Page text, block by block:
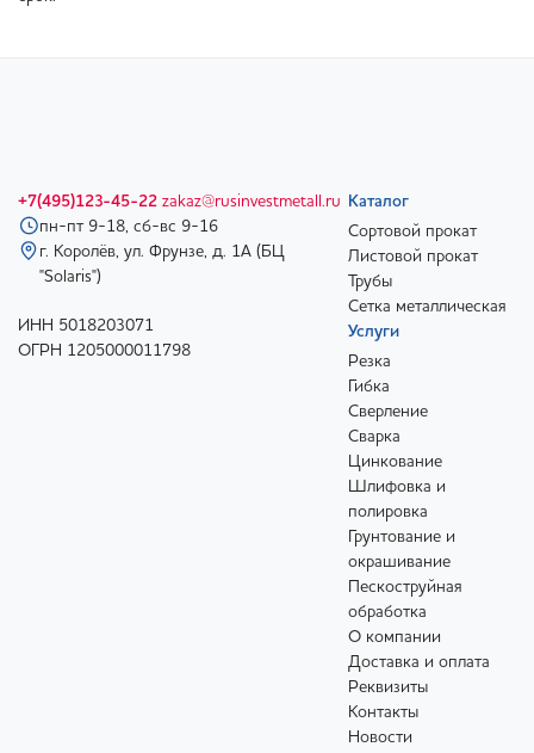
+7(495)123-45-22 zakaz@rusinvestmetall.ru
пн-пт 9-18, сб-вс 9-16
г. Королёв, ул. Фрунзе, д. 1А (БЦ
"Solaris")
ИНН 5018203071
ОГРН 1205000011798
Каталог
Сортовой прокат
Листовой прокат
Трубы
Сетка металлическая
Услуги
Резка
Гибка
Сверление
Сварка
Цинкование
Шлифовка и
полировка
Грунтование и
окрашивание
Пескоструйная
обработка
О компании
Доставка и оплата
Реквизиты
Контакты
Новости